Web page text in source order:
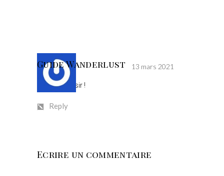
Guide Wanderlust 13 mars 2021
Avec plaisir !
Reply
Ecrire un commentaire